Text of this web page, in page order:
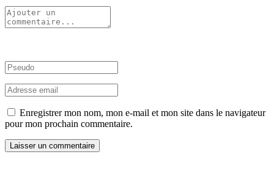
Enregistrer mon nom, mon e-mail et mon site dans le navigateur
pour mon prochain commentaire.